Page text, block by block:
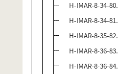
H-IMAR-8-34-
H-IMAR-8-34-
H-IMAR-8-35-
H-IMAR-8-36-
H-IMAR-8-36-